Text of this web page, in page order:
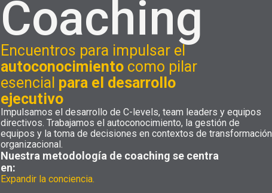
Coaching
Encuentros para impulsar el
autoconocimiento como pilar
esencial para el desarrollo
ejecutivo
Impulsamos el desarrollo de C-levels, team leaders y equipos
directivos. Trabajamos el autoconocimiento, la gestión de
equipos y la toma de decisiones en contextos de transformación
organizacional.
Nuestra metodología de coaching se centra
en:
Expandir la conciencia.